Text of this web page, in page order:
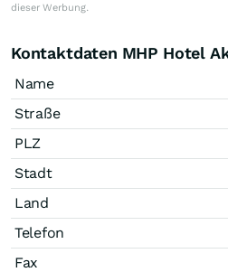
dieser Werbung.
Kontaktdaten MHP Hotel
Name
Straße
PLZ
Stadt
Land
Telefon
Fax